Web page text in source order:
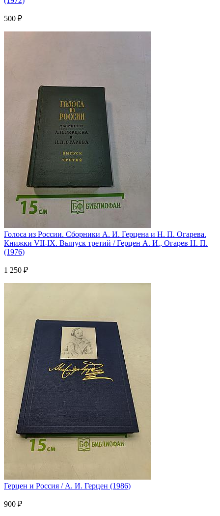
500 ₽
Голоса из России. Сборники А. И. Герцена и Н. П. Огарева.
Книжки VII-IX. Выпуск третий / Герцен А. И., Огарев Н. П.
(1976)
1 250 ₽
Герцен и Россия / А. И. Герцен (1986)
900 ₽